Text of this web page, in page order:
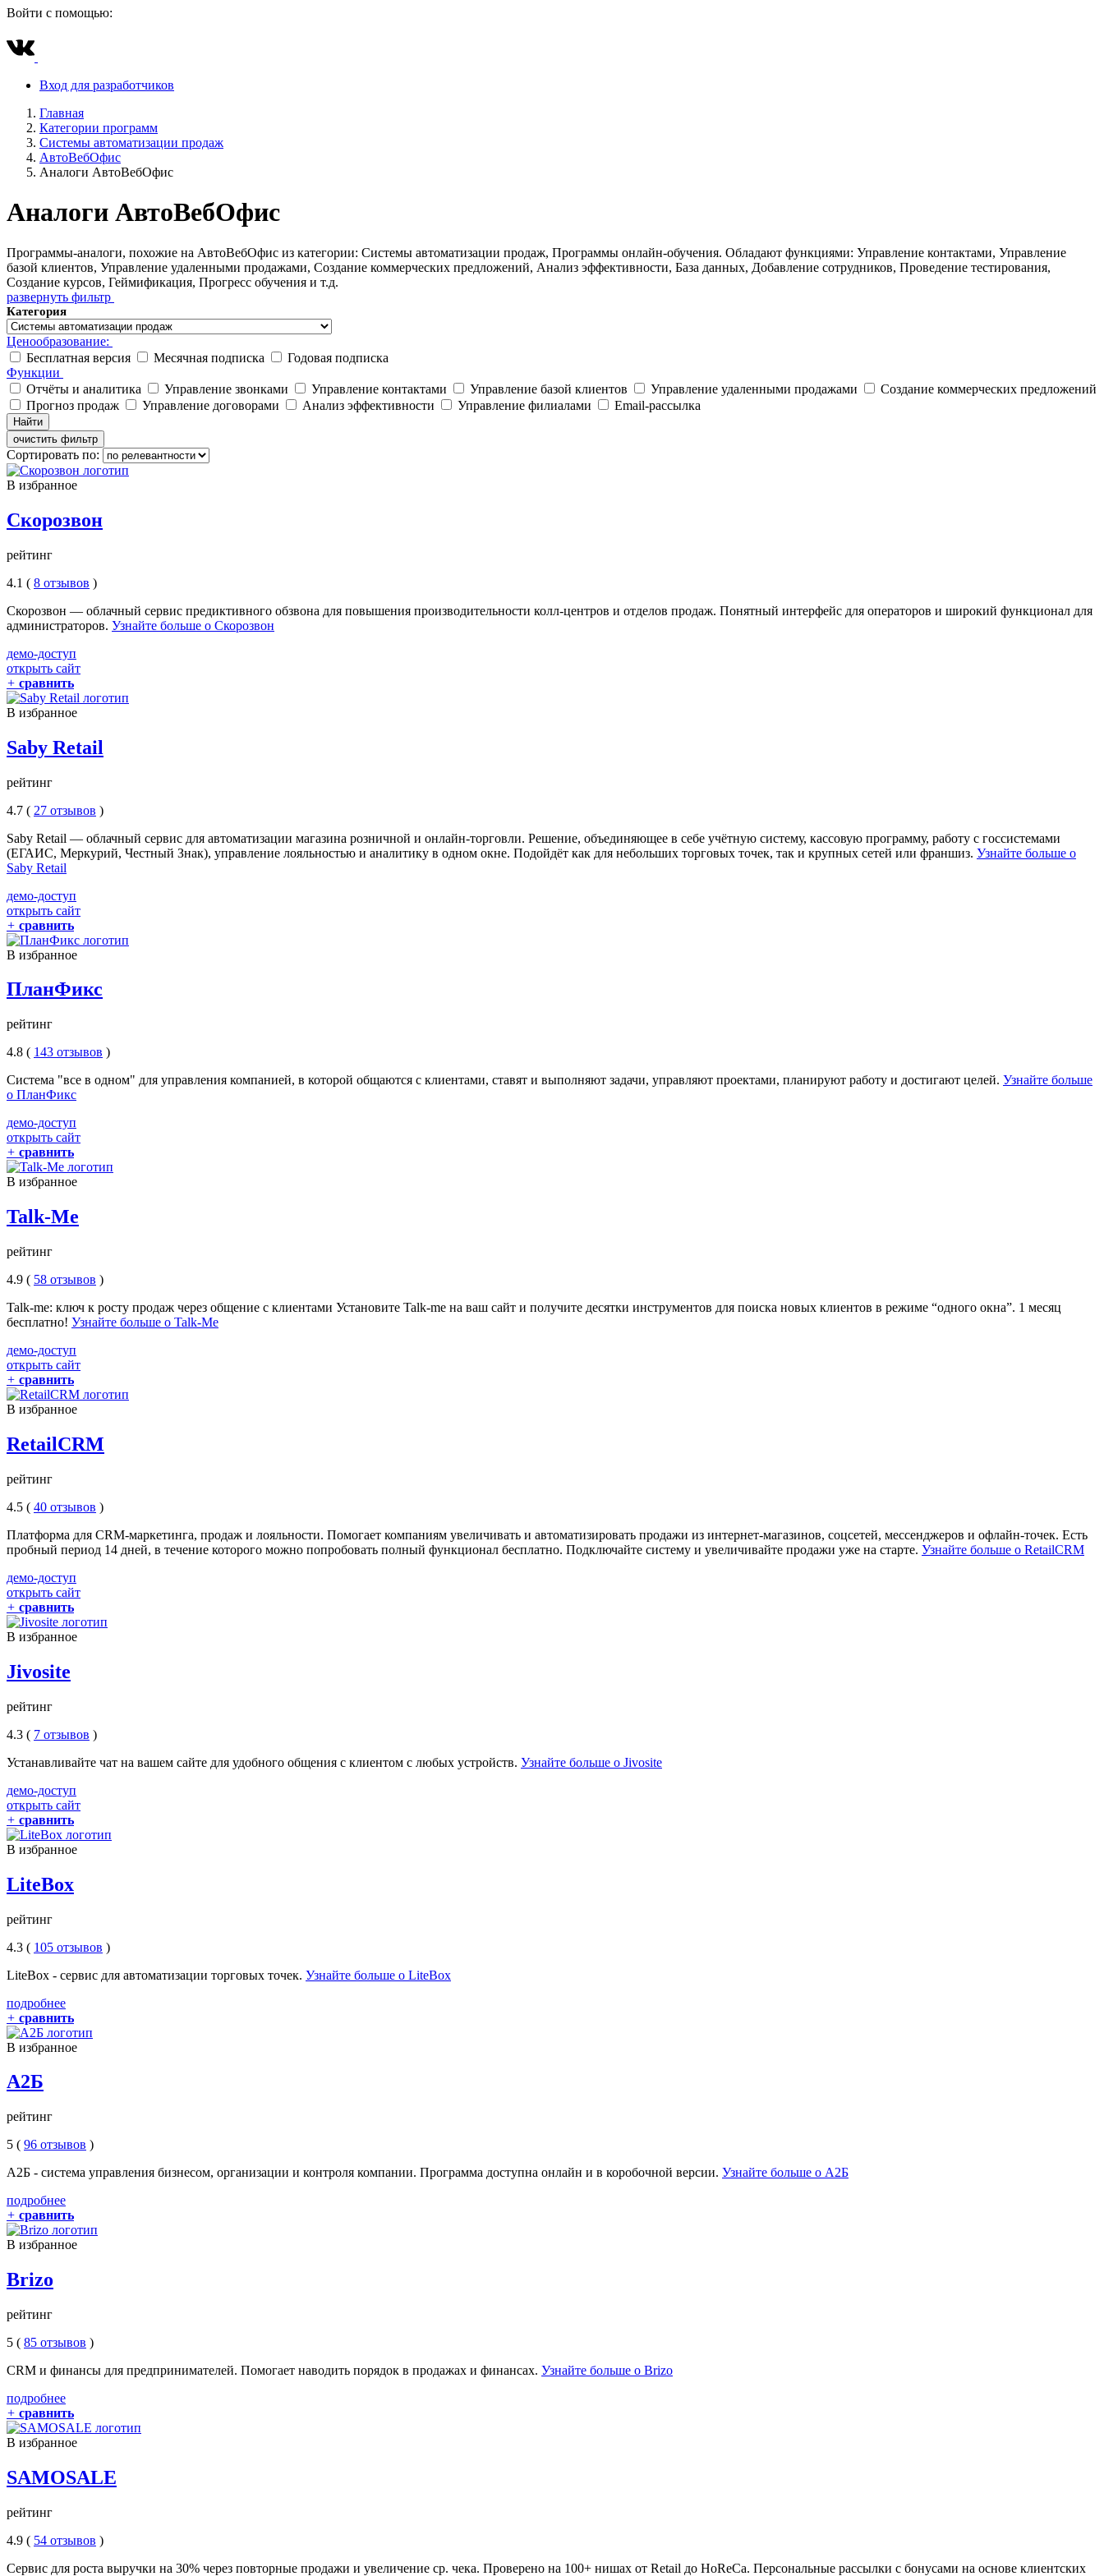
Войти с помощью:
Вход для разработчиков
Главная
Категории программ
Системы автоматизации продаж
АвтоВебОфис
Аналоги АвтоВебОфис
Аналоги АвтоВебОфис
Программы-аналоги, похожие на АвтоВебОфис из категории: Системы автоматизации продаж, Программы онлайн-обучения. Обладают функциями: Управление контактами, Управление
базой клиентов, Управление удаленными продажами, Создание коммерческих предложений, Анализ эффективности, База данных, Добавление сотрудников, Проведение тестирования,
Создание курсов, Геймификация, Прогресс обучения и т.д.
развернуть фильтр
Категория
Ценообразование:
Бесплатная версия
Месячная подписка
Годовая подписка
Функции
Отчёты и аналитика
Управление звонками Управление контактами Управление базой клиентов Управление удаленными продажами
Создание коммерческих предложений
Прогноз продаж
Управление договорами Анализ эффективности Управление филиалами Email-рассылка
Найти
очистить фильтр
Сортировать по:
В избранное
Скорозвон
рейтинг
4.1 ( 8 отзывов )
Скорозвон — облачный сервис предиктивного обзвона для повышения производительности колл-центров и отделов продаж. Понятный интерфейс для операторов и широкий функционал для
администраторов. Узнайте больше о Скорозвон
демо-доступ
открыть сайт
+ сравнить
В избранное
Saby Retail
рейтинг
4.7 ( 27 отзывов )
Saby Retail — облачный сервис для автоматизации магазина розничной и онлайн-торговли. Решение, объединяющее в себе учётную систему, кассовую программу, работу с госсистемами
(ЕГАИС, Меркурий, Честный Знак), управление лояльностью и аналитику в одном окне. Подойдёт как для небольших торговых точек, так и крупных сетей или франшиз. Узнайте больше о
Saby Retail
демо-доступ
открыть сайт
+ сравнить
В избранное
ПланФикс
рейтинг
4.8 ( 143 отзывов )
Система "все в одном" для управления компанией, в которой общаются с клиентами, ставят и выполняют задачи, управляют проектами, планируют работу и достигают целей. Узнайте больше
о ПланФикс
демо-доступ
открыть сайт
+ сравнить
В избранное
Talk-Me
рейтинг
4.9 ( 58 отзывов )
Talk-me: ключ к росту продаж через общение с клиентами Установите Talk-me на ваш сайт и получите десятки инструментов для поиска новых клиентов в режиме “одного окна”. 1 месяц
бесплатно! Узнайте больше о Talk-Me
демо-доступ
открыть сайт
+ сравнить
В избранное
RetailCRM
рейтинг
4.5 ( 40 отзывов )
Платформа для CRM-маркетинга, продаж и лояльности. Помогает компаниям увеличивать и автоматизировать продажи из интернет-магазинов, соцсетей, мессенджеров и офлайн-точек. Есть
пробный период 14 дней, в течение которого можно попробовать полный функционал бесплатно. Подключайте систему и увеличивайте продажи уже на старте. Узнайте больше о RetailCRM
демо-доступ
открыть сайт
+ сравнить
В избранное
Jivosite
рейтинг
4.3 ( 7 отзывов )
Устанавливайте чат на вашем сайте для удобного общения с клиентом с любых устройств. Узнайте больше о Jivosite
демо-доступ
открыть сайт
+ сравнить
В избранное
LiteBox
рейтинг
4.3 ( 105 отзывов )
LiteBox - сервис для автоматизации торговых точек. Узнайте больше о LiteBox
подробнее
+ сравнить
В избранное
А2Б
рейтинг
5 ( 96 отзывов )
А2Б - система управления бизнесом, организации и контроля компании. Программа доступна онлайн и в коробочной версии. Узнайте больше о А2Б
подробнее
+ сравнить
В избранное
Brizo
рейтинг
5 ( 85 отзывов )
CRM и финансы для предпринимателей. Помогает наводить порядок в продажах и финансах. Узнайте больше о Brizo
подробнее
+ сравнить
В избранное
SAMOSALE
рейтинг
4.9 ( 54 отзывов )
Сервис для роста выручки на 30% через повторные продажи и увеличение ср. чека. Проверено на 100+ нишах от Retail до HoReCa. Персональные рассылки с бонусами на основе клиентских